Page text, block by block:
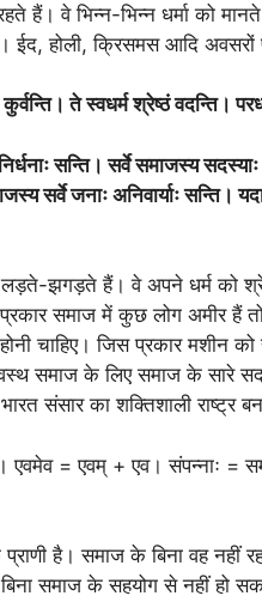
हैं। वे भिन्न-भिन्न धर्मा को
ईद, होली, क्रिसमस आदि
ते स्वधर्म श्रेष्ठं वदन्ति।
सन्ति। सर्वे समाजस्य
सर्वे जनाः अनिवार्याः सन्ति।
लड़ते-झगड़ते हैं। वे अपने धर्म को
समाज में कुछ लोग अमीर हैं
चाहिए। जिस प्रकार मशीन
समाज के लिए समाज के सारे
संसार का शक्तिशाली राष्ट्र
एवमेव = एवम् + एव। संपन्नाः =
है। समाज के बिना वह
समाज के सहयोग से नहीं हो